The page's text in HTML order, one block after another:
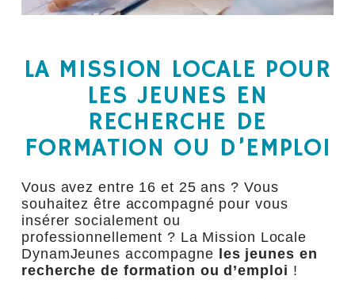
LA MISSION LOCALE POUR
LES JEUNES EN
RECHERCHE DE
FORMATION OU D’EMPLOI
Vous avez entre 16 et 25 ans ? Vous
souhaitez être accompagné pour vous
insérer socialement ou
professionnellement ? La Mission Locale
DynamJeunes accompagne les jeunes en
recherche de formation ou d’emploi !